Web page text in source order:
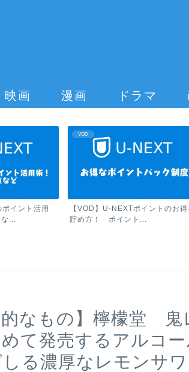
映画 漫画 ドラマ
イント活用
...
VOD
【VOD】U-NEXTポイントのお得
貯め方！ ポイント...
的なもの】檸檬堂
て発売するアルコ
る濃厚なレモンサ